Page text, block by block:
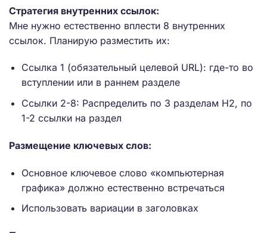
Стратегия внутренних ссылок:
Мне нужно естественно вплести 8 внутренних
ссылок. Планирую разместить их:
Ссылка 1 (обязательный целевой URL): где-то во
вступлении или в раннем разделе
Ссылки 2-8: Распределить по 3 разделам H2, по
1-2 ссылки на раздел
Размещение ключевых слов:
Основное ключевое слово «компьютерная
графика» должно естественно встречаться
Использовать вариации в заголовках